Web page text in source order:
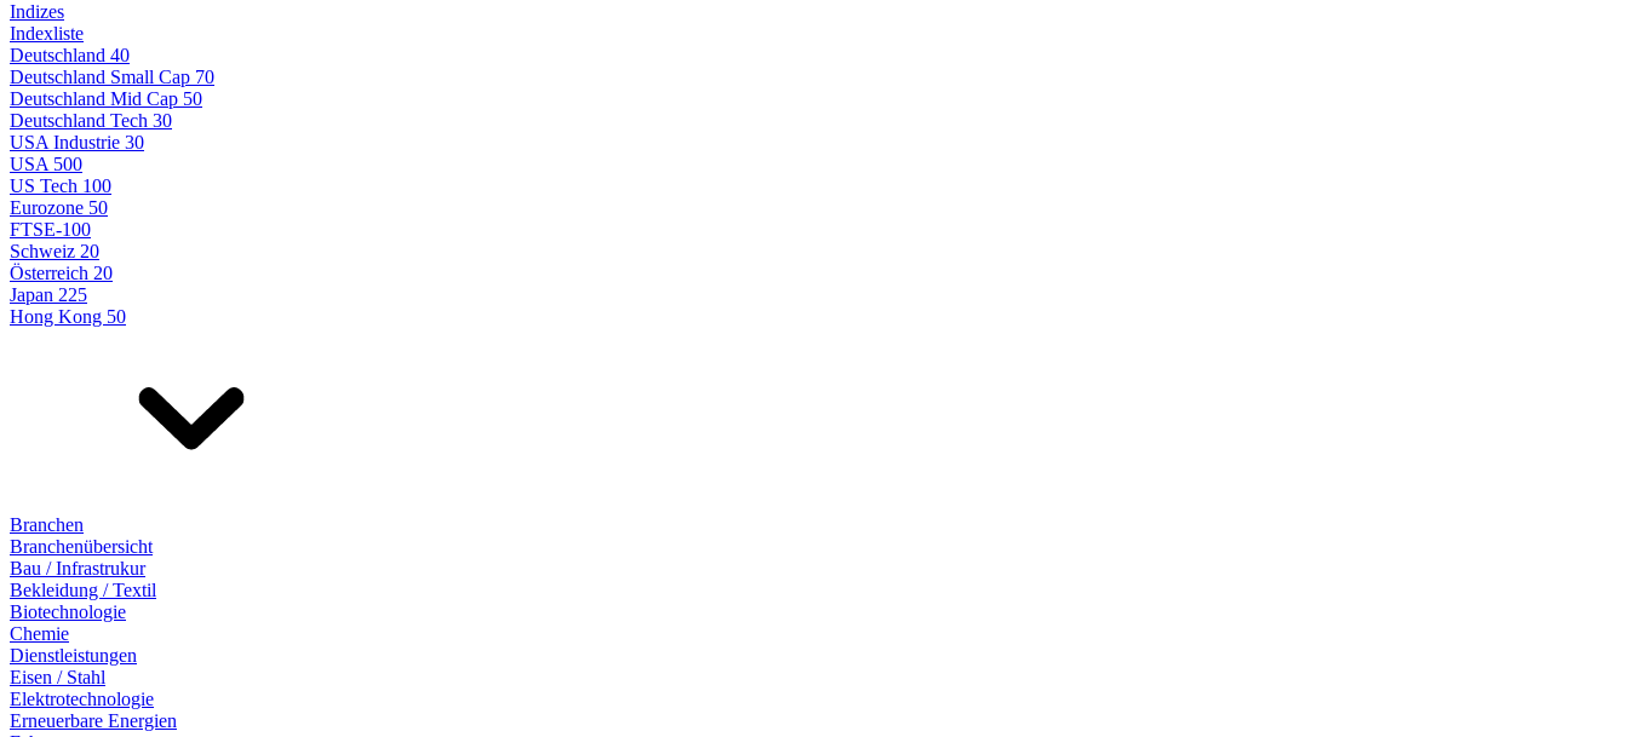
Indizes
Indexliste
Deutschland 40
Deutschland Small Cap 70
Deutschland Mid Cap 50
Deutschland Tech 30
USA Industrie 30
USA 500
US Tech 100
Eurozone 50
FTSE-100
Schweiz 20
Österreich 20
Japan 225
Hong Kong 50
Branchen
Branchenübersicht
Bau / Infrastrukur
Bekleidung / Textil
Biotechnologie
Chemie
Dienstleistungen
Eisen / Stahl
Elektrotechnologie
Erneuerbare Energien